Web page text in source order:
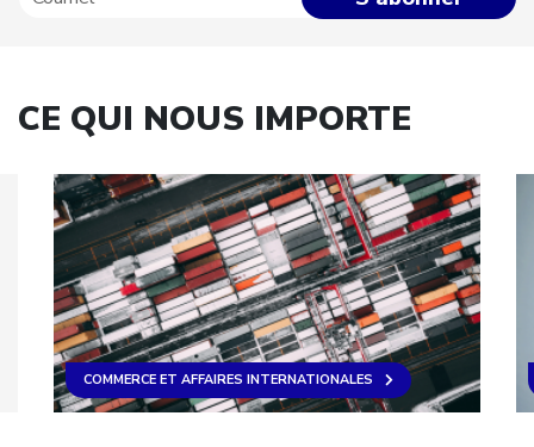
CE QUI NOUS IMPORTE
COMMERCE ET AFFAIRES INTERNATIONALES